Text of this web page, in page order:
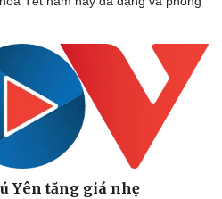
Công nghệ
Sành điệu
Tin Công nghệ
Trải nghiệm
Chuyển đổi số
Yên tăng giá nhẹ